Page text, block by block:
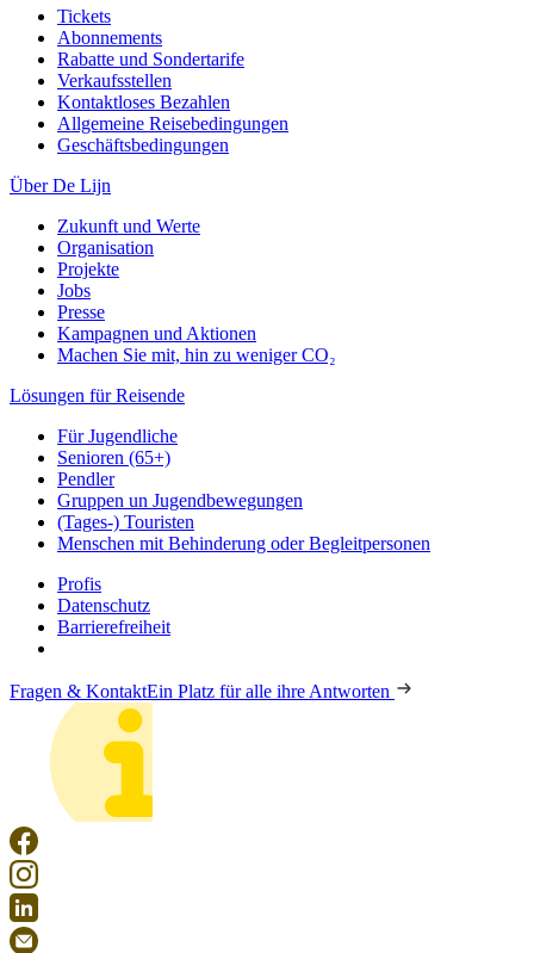
Tickets
Abonnements
Rabatte und Sondertarife
Verkaufsstellen
Kontaktloses Bezahlen
Allgemeine Reisebedingungen
Geschäftsbedingungen
Über De Lijn
Zukunft und Werte
Organisation
Projekte
Jobs
Presse
Kampagnen und Aktionen
Machen Sie mit, hin zu weniger CO₂
Lösungen für Reisende
Für Jugendliche
Senioren (65+)
Pendler
Gruppen un Jugendbewegungen
(Tages-) Touristen
Menschen mit Behinderung oder Begleitpersonen
Profis
Datenschutz
Barrierefreiheit
Fragen & KontaktEin Platz für alle ihre Antworten